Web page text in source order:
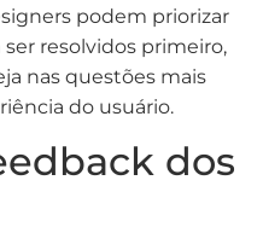
podem priorizar
resolvidos primeiro,
nas questões mais
do usuário.
dos